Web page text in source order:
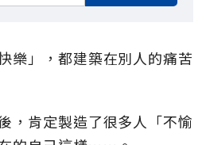
樂」，都建築在別人的痛苦
，肯定製造了很多人「不愉